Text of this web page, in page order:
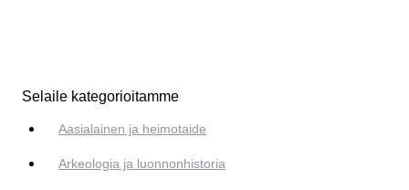
Selaile kategorioitamme
Aasialainen ja heimotaide
Arkeologia ja luonnonhistoria